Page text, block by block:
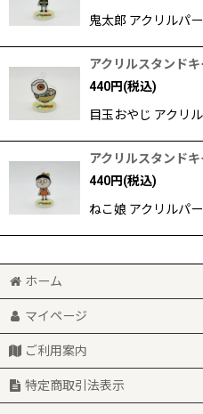
鬼太郎 アクリルパ
アクリルスタンド
440円(税込)
目玉おやじ アクリ
アクリルスタンド
440円(税込)
ねこ娘 アクリルパ
ホーム
マイページ
ご利用案内
特定商取引法表示